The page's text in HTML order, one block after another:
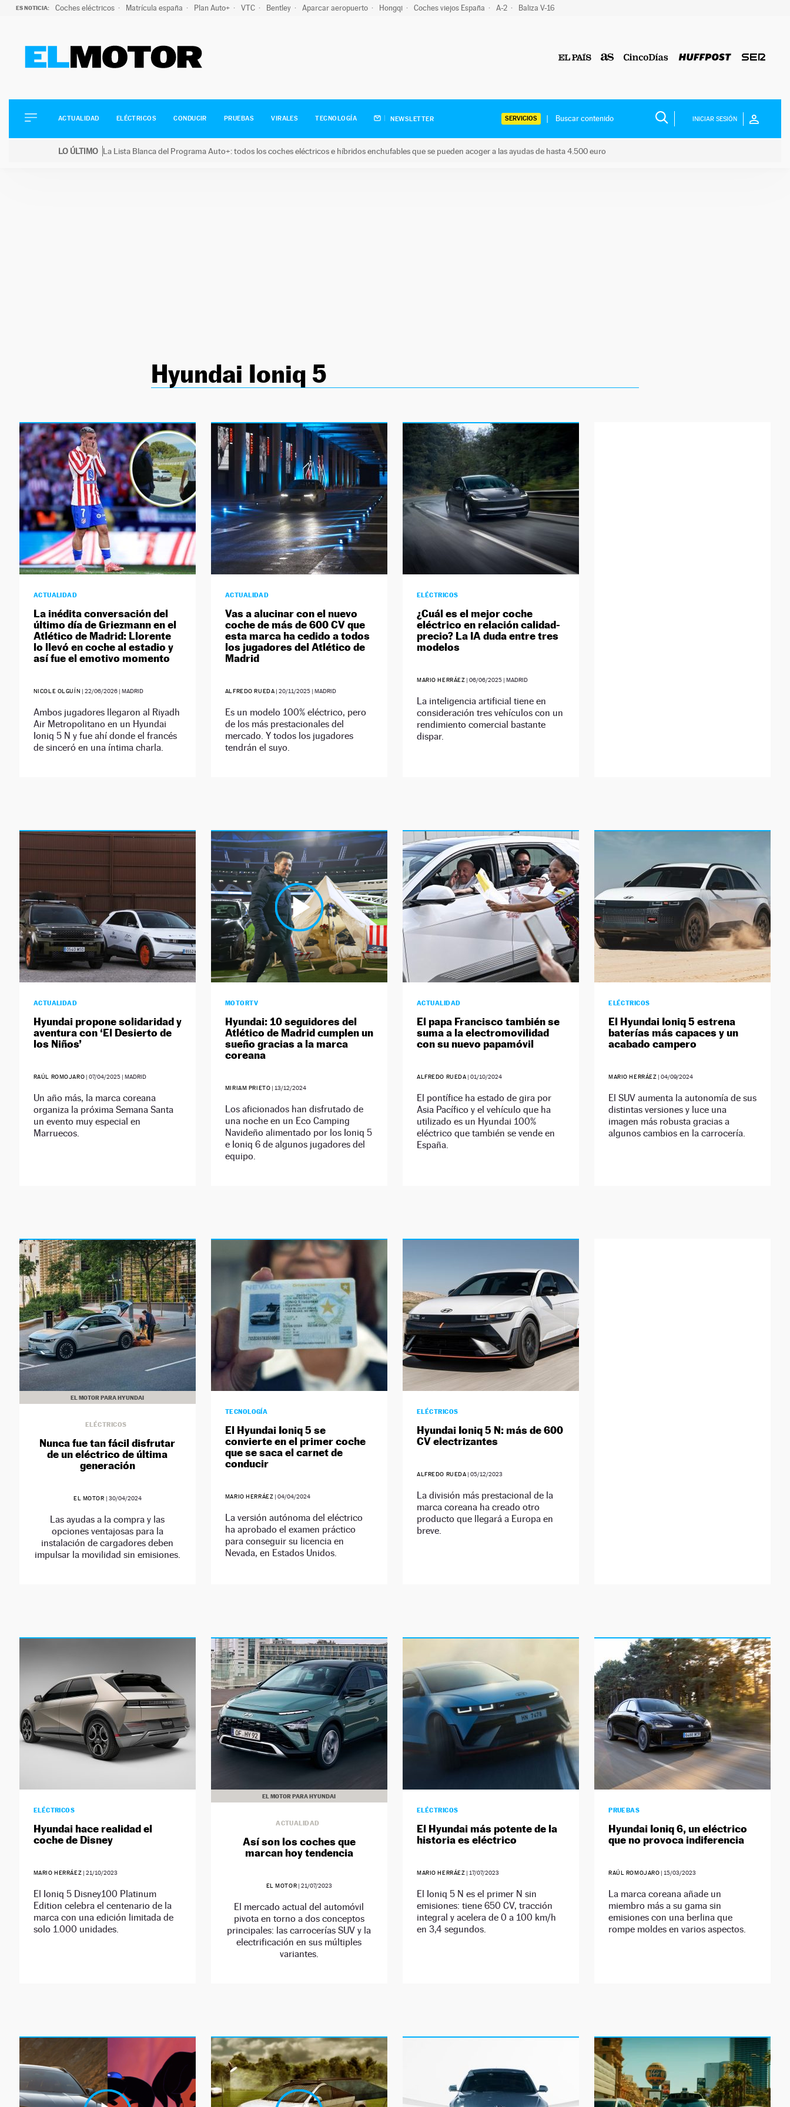
ES NOTICIA: Coches eléctricos Matrícula españa Plan Auto+ VTC Bentley Aparcar aeropuerto Hongqi Coches viejos España A-2 Baliza V-16
ELÉCTRICOS
CONDUCIR
ACTUALIDAD ELÉCTRICOS CONDUCIR PRUEBAS VIRALES TECNOLOGÍA NEWSLETTER SERVICIOS INICIAR SESIÓN
LO ÚLTIMO La Lista Blanca del Programa Auto+: todos los coches eléctricos e híbridos enchufables que se pueden acoger a las ayudas de hasta 4.500 euro
Hyundai Ioniq 5
ACTUALIDAD
La inédita conversación del
último día de Griezmann en el
Atlético de Madrid: Llorente
lo llevó en coche al estadio y
así fue el emotivo momento
NICOLE OLGUÍN |22/06/2026 | MADRID
Ambos jugadores llegaron al Riyadh
Air Metropolitano en un Hyundai
Ioniq 5 N y fue ahí donde el francés
de sinceró en una íntima charla.
ACTUALIDAD
Vas a alucinar con el nuevo
coche de más de 600 CV que
esta marca ha cedido a todos
los jugadores del Atlético de
Madrid
ALFREDO RUEDA |20/11/2025 | MADRID
Es un modelo 100% eléctrico, pero
de los más prestacionales del
mercado. Y todos los jugadores
tendrán el suyo.
ELÉCTRICOS
¿Cuál es el mejor coche
eléctrico en relación calidad-
precio? La IA duda entre tres
modelos
MARIO HERRÁEZ |06/06/2025 | MADRID
La inteligencia artificial tiene en
consideración tres vehículos con un
rendimiento comercial bastante
dispar.
ACTUALIDAD
Hyundai propone solidaridad y
aventura con ‘El Desierto de
los Niños’
RAÚL ROMOJARO |07/04/2025 | MADRID
Un año más, la marca coreana
organiza la próxima Semana Santa
un evento muy especial en
Marruecos.
MOTORTV
Hyundai: 10 seguidores del
Atlético de Madrid cumplen un
sueño gracias a la marca
coreana
MIRIAM PRIETO | 13/12/2024
Los aficionados han disfrutado de
una noche en un Eco Camping
Navideño alimentado por los Ioniq 5
e Ioniq 6 de algunos jugadores del
equipo.
ACTUALIDAD
El papa Francisco también se
suma a la electromovilidad
con su nuevo papamóvil
ALFREDO RUEDA |01/10/2024
El pontífice ha estado de gira por
Asia Pacífico y el vehículo que ha
utilizado es un Hyundai 100%
eléctrico que también se vende en
España.
ELÉCTRICOS
El Hyundai Ioniq 5 estrena
baterías más capaces y un
acabado campero
MARIO HERRÁEZ |04/09/2024
El SUV aumenta la autonomía de sus
distintas versiones y luce una
imagen más robusta gracias a
algunos cambios en la carrocería.
EL MOTOR PARA HYUNDAI
ELÉCTRICOS
Nunca fue tan fácil disfrutar
de un eléctrico de última
generación
EL MOTOR | 30/04/2024
Las ayudas a la compra y las
opciones ventajosas para la
instalación de cargadores deben
impulsar la movilidad sin emisiones.
TECNOLOGÍA
El Hyundai Ioniq 5 se
convierte en el primer coche
que se saca el carnet de
conducir
MARIO HERRÁEZ |04/04/2024
La versión autónoma del eléctrico
ha aprobado el examen práctico
para conseguir su licencia en
Nevada, en Estados Unidos.
ELÉCTRICOS
Hyundai Ioniq 5 N: más de 600
CV electrizantes
ALFREDO RUEDA |05/12/2023
La división más prestacional de la
marca coreana ha creado otro
producto que llegará a Europa en
breve.
ELÉCTRICOS
Hyundai hace realidad el
coche de Disney
MARIO HERRÁEZ |21/10/2023
El Ioniq 5 Disney100 Platinum
Edition celebra el centenario de la
marca con una edición limitada de
solo 1.000 unidades.
EL MOTOR PARA HYUNDAI
ACTUALIDAD
Así son los coches que
marcan hoy tendencia
EL MOTOR |21/07/2023
El mercado actual del automóvil
pivota en torno a dos conceptos
principales: las carrocerías SUV y la
electrificación en sus múltiples
variantes.
ELÉCTRICOS
El Hyundai más potente de la
historia es eléctrico
MARIO HERRÁEZ | 17/07/2023
El Ioniq 5 N es el primer N sin
emisiones: tiene 650 CV, tracción
integral y acelera de 0 a 100 km/h
en 3,4 segundos.
PRUEBAS
Hyundai Ioniq 6, un eléctrico
que no provoca indiferencia
RAÚL ROMOJARO | 15/03/2023
La marca coreana añade un
miembro más a su gama sin
emisiones con una berlina que
rompe moldes en varios aspectos.